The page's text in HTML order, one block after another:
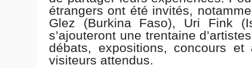
étrangers ont été invités,
Glez (Burkina Faso), Uri Fink
s’ajouteront une trentaine
débats, expositions, concours
visiteurs attendus.